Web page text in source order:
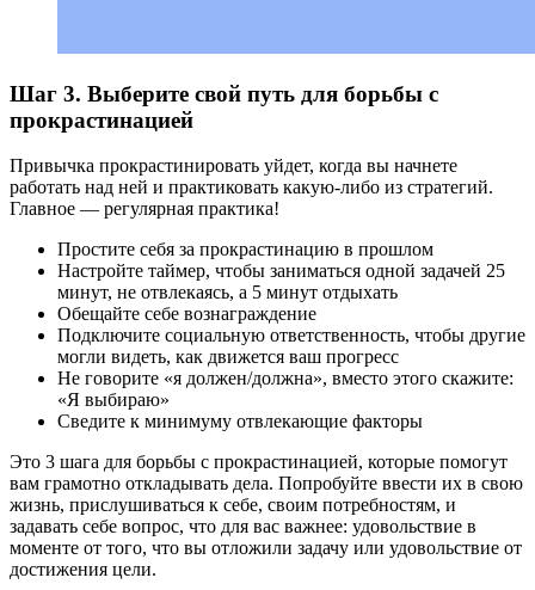
Шаг 3. Выберите свой путь для борьбы с
прокрастинацией
Привычка прокрастинировать уйдет, когда вы начнете
работать над ней и практиковать какую-либо из стратегий.
Главное — регулярная практика!
Простите себя за прокрастинацию в прошлом
Настройте таймер, чтобы заниматься одной задачей 25
минут, не отвлекаясь, а 5 минут отдыхать
Обещайте себе вознаграждение
Подключите социальную ответственность, чтобы другие
могли видеть, как движется ваш прогресс
Не говорите «я должен/должна», вместо этого скажите:
«Я выбираю»
Сведите к минимуму отвлекающие факторы
Это 3 шага для борьбы с прокрастинацией, которые помогут
вам грамотно откладывать дела. Попробуйте ввести их в свою
жизнь, прислушиваться к себе, своим потребностям, и
задавать себе вопрос, что для вас важнее: удовольствие в
моменте от того, что вы отложили задачу или удовольствие от
достижения цели.